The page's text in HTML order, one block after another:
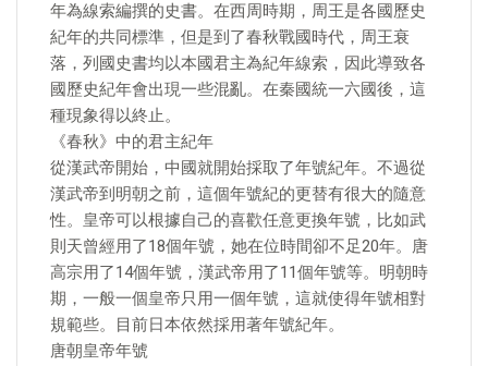
年為線索編撰的史書。在西周時期，周王是各國歷史
紀年的共同標準，但是到了春秋戰國時代，周王衰
落，列國史書均以本國君主為紀年線索，因此導致各
國歷史紀年會出現一些混亂。在秦國統一六國後，這
種現象得以終止。
《春秋》中的君主紀年
從漢武帝開始，中國就開始採取了年號紀年。不過從
漢武帝到明朝之前，這個年號紀的更替有很大的隨意
性。皇帝可以根據自己的喜歡任意更換年號，比如武
則天曾經用了18個年號，她在位時間卻不足20年。唐
高宗用了14個年號，漢武帝用了11個年號等。明朝時
期，一般一個皇帝只用一個年號，這就使得年號相對
規範些。目前日本依然採用著年號紀年。
唐朝皇帝年號